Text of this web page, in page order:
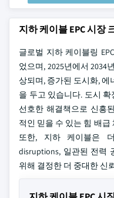
지하 케이블 EPC 시장
글로벌 지하 케이블링
었으며, 2025년에서 2034
상되며, 증가된 도시화, 에
을 두고 있습니다. 도시
선호한 해결책으로 신흥
적인 믿을 수 있는 힘 배
또한, 지하 케이블은
disruptions, 일관된 전력
위해 결정한 더 중대한 신